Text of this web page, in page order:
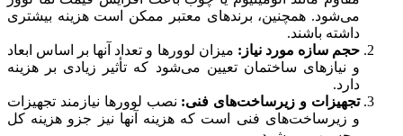
می‌شود. همچنین، برندهای معتبر ممکن است هزینه بیشتری
داشته باشند.
حجم سازه مورد نیاز: میزان لوورها و تعداد آنها بر اساس ابعاد
و نیازهای ساختمان تعیین می‌شود که تأثیر زیادی بر هزینه
دارد.
تجهیزات و زیرساخت‌های فنی: نصب لوورها نیازمند تجهیزات
و زیرساخت‌های فنی است که هزینه آنها نیز جزو هزینه کل